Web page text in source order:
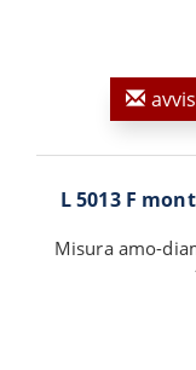
L 5013 F
Misura amo-